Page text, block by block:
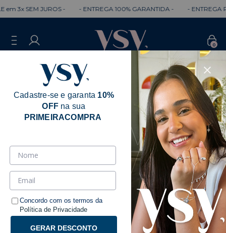
SEM JUROS - - ENTREGA 100% GARANTIDA - - ENTREGA
0
Cadastre-se e garanta 10%
OFF na sua
PRIMEIRACOMPRA
Concordo com os termos da
Política de Privacidade
GERAR DESCONTO